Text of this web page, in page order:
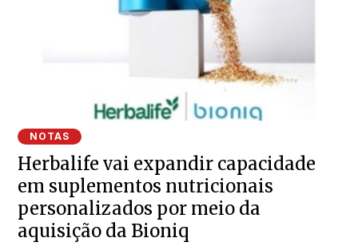
NOTAS
Herbalife vai expandir capacidade
em suplementos nutricionais
personalizados por meio da
aquisição da Bioniq